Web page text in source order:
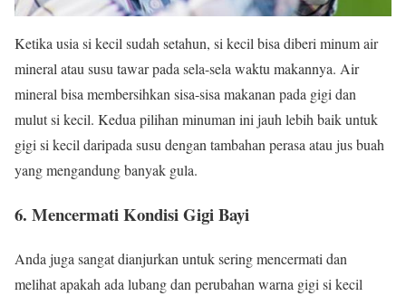
Ketika usia si kecil sudah setahun, si kecil bisa diberi minum air
mineral atau susu tawar pada sela-sela waktu makannya. Air
mineral bisa membersihkan sisa-sisa makanan pada gigi dan
mulut si kecil. Kedua pilihan minuman ini jauh lebih baik untuk
gigi si kecil daripada susu dengan tambahan perasa atau jus buah
yang mengandung banyak gula.
6. Mencermati Kondisi Gigi Bayi
Anda juga sangat dianjurkan untuk sering mencermati dan
melihat apakah ada lubang dan perubahan warna gigi si kecil